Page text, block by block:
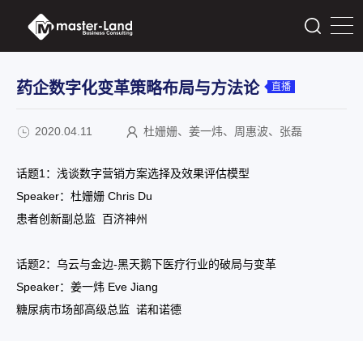
药企数字化变革策略布局与方法论 直播
2020.04.11 杜姗姗、姜一炜、周惠波、张磊
话题1：浅谈数字营销方案选择及效果评估模型
Speaker：杜姗姗 Chris Du
患者创新副总监 百济神州
话题2：乌云与金边-黑天鹅下医疗行业的破局与变革
Speaker：姜一炜 Eve Jiang
糖尿病市场部高级总监 诺和诺德